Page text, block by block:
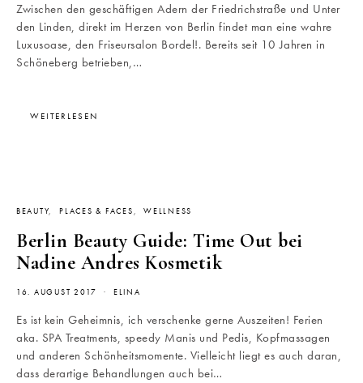
Zwischen den geschäftigen Adern der Friedrichstraße und Unter
den Linden, direkt im Herzen von Berlin findet man eine wahre
Luxusoase, den Friseursalon Bordel!. Bereits seit 10 Jahren in
Schöneberg betrieben,…
WEITERLESEN
BEAUTY PLACES & FACES WELLNESS
Berlin Beauty Guide: Time Out bei
Nadine Andres Kosmetik
16. AUGUST 2017 ELINA
Es ist kein Geheimnis, ich verschenke gerne Auszeiten! Ferien
aka. SPA Treatments, speedy Manis und Pedis, Kopfmassagen
und anderen Schönheitsmomente. Vielleicht liegt es auch daran,
dass derartige Behandlungen auch bei…